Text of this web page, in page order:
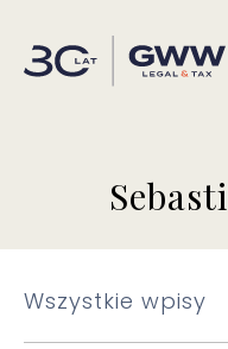
Wszystkie wpisy